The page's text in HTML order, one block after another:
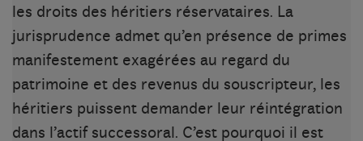
les droits des héritiers réservataires. La
jurisprudence admet qu’en présence de primes
manifestement exagérées au regard du
patrimoine et des revenus du souscripteur, les
héritiers puissent demander leur réintégration
dans l’actif successoral. C’est pourquoi il est